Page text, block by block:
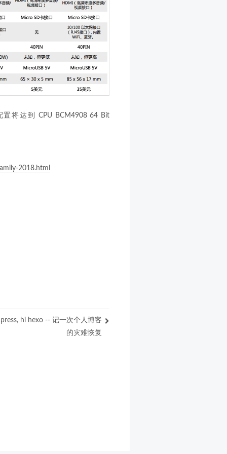
置将达到 CPU BCM4908 64 Bit
2018.html
hi hexo -- 记一次个人博客
的灾难恢复